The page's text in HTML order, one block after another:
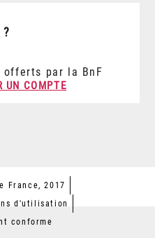
?
offerts par la BnF
UN COMPTE
France, 2017
d'utilisation
conforme